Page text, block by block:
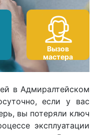
Вызов
мастера
в Адмиралтейском
если у вас
вы потеряли ключ
эксплуатации